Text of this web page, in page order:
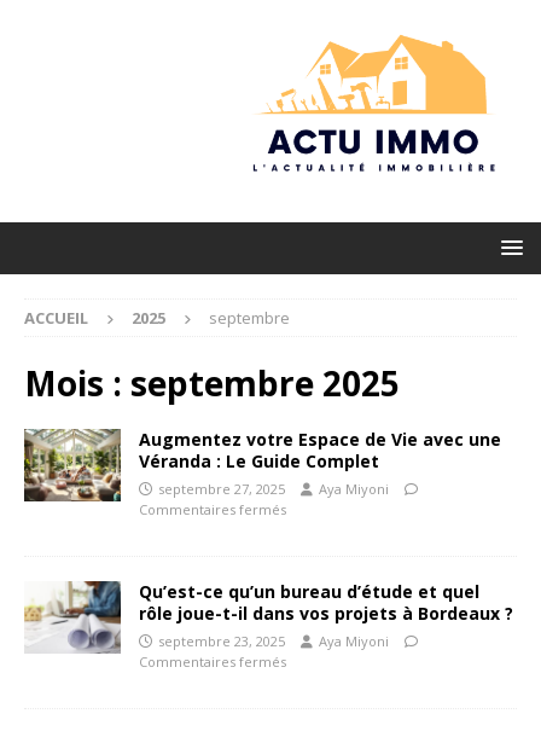
ACCUEIL 2025 septembre
Mois : septembre 2025
Augmentez votre Espace de Vie avec une
Véranda : Le Guide Complet
septembre 27, 2025
Aya Miyoni
Commentaires fermés
Qu’est-ce qu’un bureau d’étude et quel
rôle joue-t-il dans vos projets à Bordeaux ?
septembre 23, 2025
Aya Miyoni
Commentaires fermés